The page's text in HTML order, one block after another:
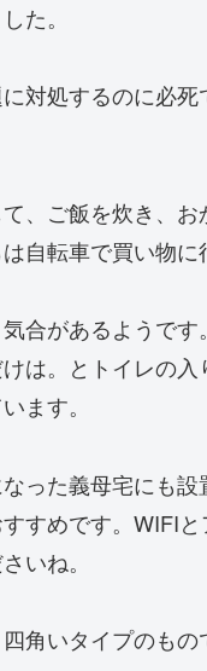
た。
対処するのに必
、ご飯を炊き、
自転車で買い物に
合があるようで
は。とトイレの
ます。
った義母宅にも
すめです。WIFI
いね。
角いタイプのもの